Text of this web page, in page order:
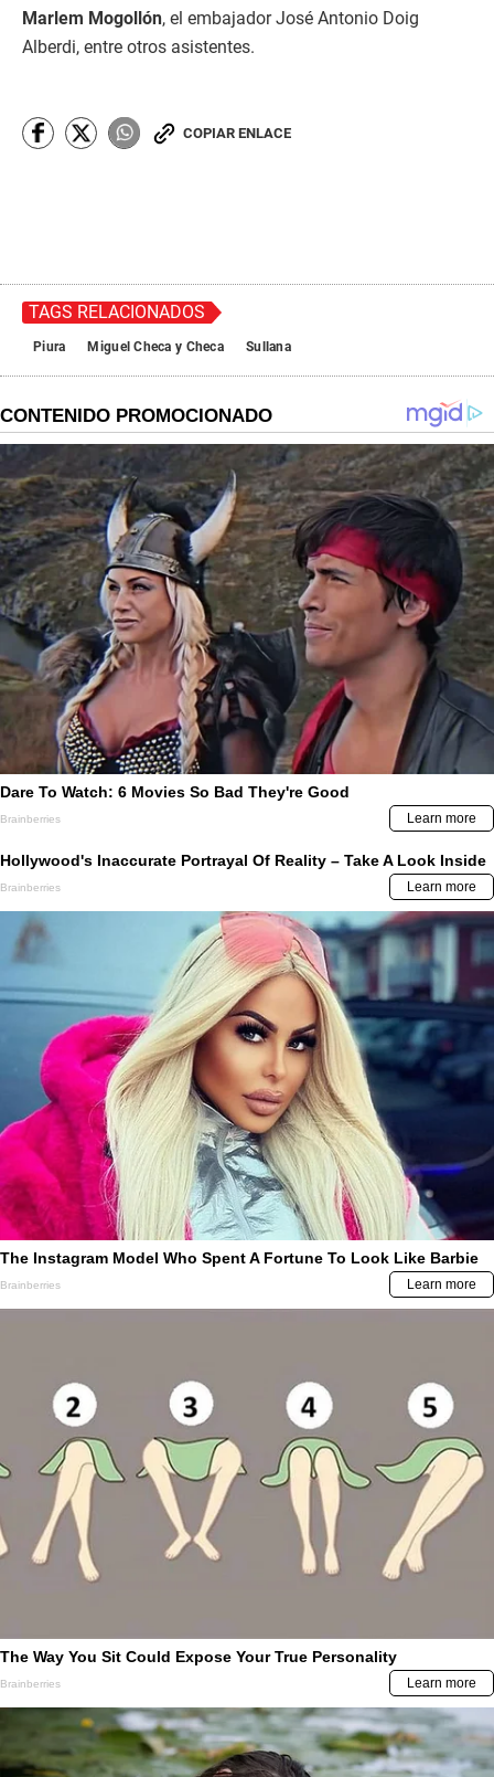
Marlem Mogollón, el embajador José Antonio Doig
Alberdi, entre otros asistentes.
COPIAR ENLACE
TAGS RELACIONADOS
Piura Miguel Checa y Checa Sullana